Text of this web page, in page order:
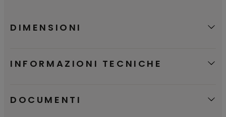
DIMENSIONI
INFORMAZIONI TECNICHE
DOCUMENTI